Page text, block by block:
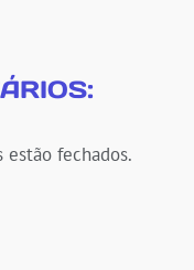
estão fechados.